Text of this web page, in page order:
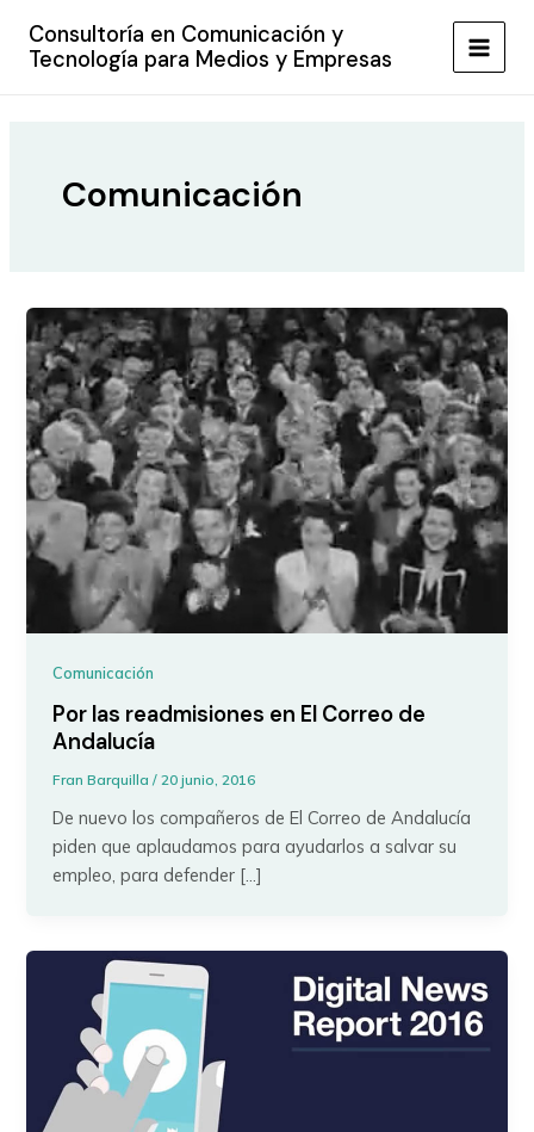
contenido
Consultoría en Comunicación y
Tecnología para Medios y Empresas
MAIN
Comunicación
Comunicación
Por las readmisiones en El Correo de
Andalucía
Fran Barquilla/20 junio, 2016
De nuevo los compañeros de El Correo de Andalucía
piden que aplaudamos para ayudarlos a salvar su
empleo, para defender […]